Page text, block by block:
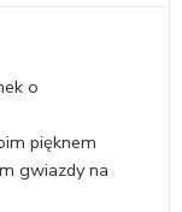
o
pięknem
gwiazdy na